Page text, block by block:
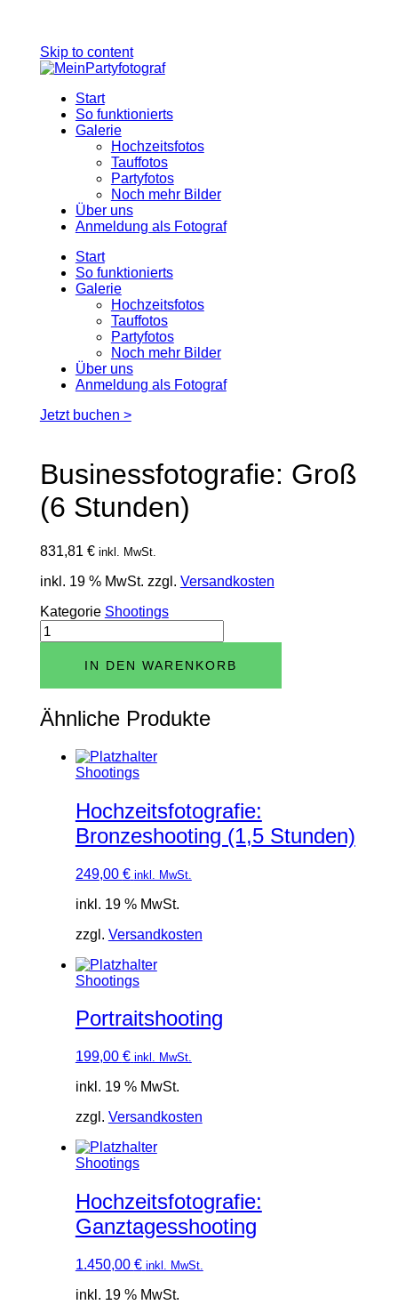
Skip to content
Start
So funktionierts
Galerie
Hochzeitsfotos
Tauffotos
Partyfotos
Noch mehr Bilder
Über uns
Anmeldung als Fotograf
Start
So funktionierts
Galerie
Hochzeitsfotos
Tauffotos
Partyfotos
Noch mehr Bilder
Über uns
Anmeldung als Fotograf
Jetzt buchen >
Businessfotografie: Groß
(6 Stunden)
831,81 € inkl. MwSt.
inkl. 19 % MwSt. zzgl. Versandkosten
Kategorie Shootings
Businessfotografie:
Groß
Stunden)
Menge
IN DEN WARENKORB
Ähnliche Produkte
Shootings
Hochzeitsfotografie:
Bronzeshooting (1,5 Stunden)
249,00 € inkl. MwSt.
inkl. 19 % MwSt.
zzgl. Versandkosten
Shootings
Portraitshooting
199,00 € inkl. MwSt.
inkl. 19 % MwSt.
zzgl. Versandkosten
Shootings
Hochzeitsfotografie:
Ganztagesshooting
1.450,00 € inkl. MwSt.
inkl. 19 % MwSt.